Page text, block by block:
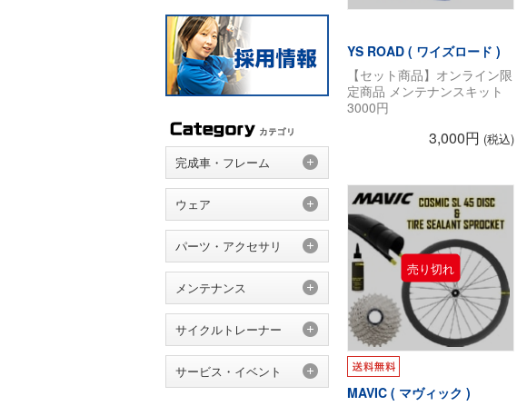
YS ROAD ( ワイズロード )
【セット商品】オンライン限
定商品 メンテナンスキット
3000円
3,000円 (税込)
MAVIC ( マヴィック )
完成車・フレーム
ウェア
パーツ・アクセサリ
メンテナンス
サイクルトレーナー
サービス・イベント